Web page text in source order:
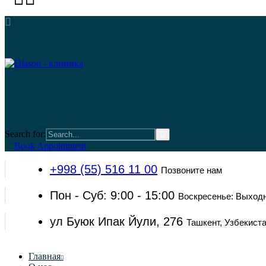
Search for:
Book Appointment
+998 (55) 516 11 00 Позвоните нам
Пон - Суб: 9:00 - 15:00 Воскресенье:
ул Буюк Ипак Йули, 276 Ташкент,
Главная